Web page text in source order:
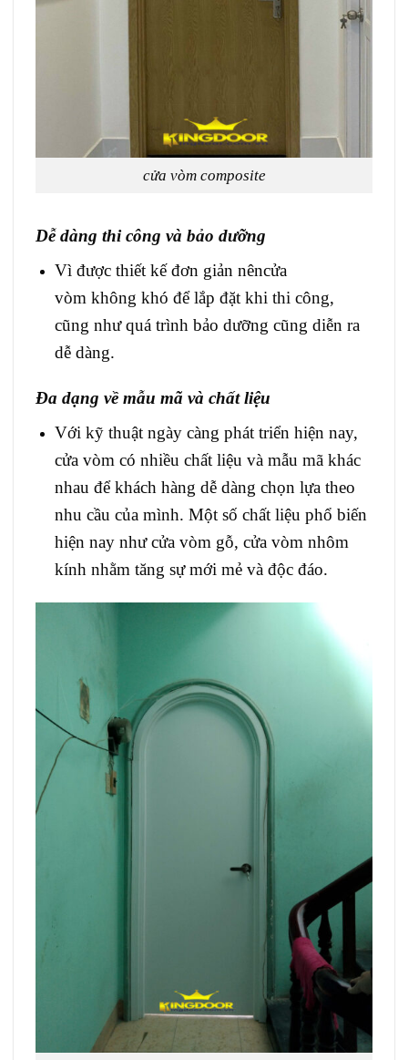
cửa vòm composite
Dễ dàng thi công và bảo dưỡng
Vì được thiết kế đơn giản nêncửa
vòm không khó để lắp đặt khi thi công,
cũng như quá trình bảo dưỡng cũng diễn ra
dễ dàng.
Đa dạng về mẫu mã và chất liệu
Với kỹ thuật ngày càng phát triển hiện nay,
cửa vòm có nhiều chất liệu và mẫu mã khác
nhau để khách hàng dễ dàng chọn lựa theo
nhu cầu của mình. Một số chất liệu phổ biến
hiện nay như cửa vòm gỗ, cửa vòm nhôm
kính nhằm tăng sự mới mẻ và độc đáo.